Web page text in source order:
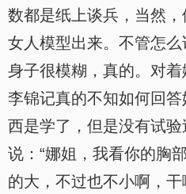
数都是纸上谈兵，当然
女人模型出来。不管怎
身子很模糊，真的。对着
李锦记真的不知如何回
西是学了，但是没有试
说：“娜姐，我看你的胸
的大，不过也不小啊，干